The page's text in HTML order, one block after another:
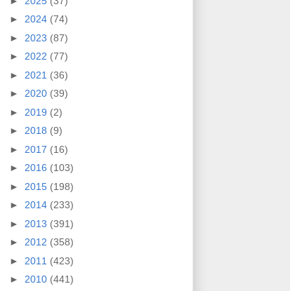
► 2024 (74)
► 2023 (87)
► 2022 (77)
► 2021 (36)
► 2020 (39)
► 2019 (2)
► 2018 (9)
► 2017 (16)
► 2016 (103)
► 2015 (198)
► 2014 (233)
► 2013 (391)
► 2012 (358)
► 2011 (423)
► 2010 (441)